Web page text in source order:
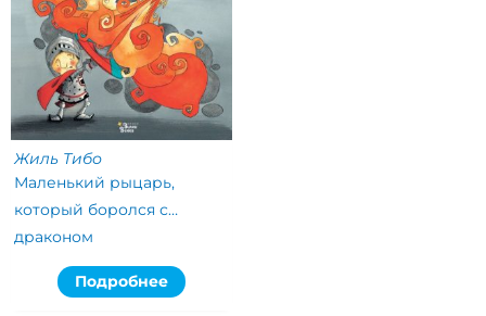
Жиль Тибо
Маленький рыцарь,
который боролся с
драконом
Подробнее